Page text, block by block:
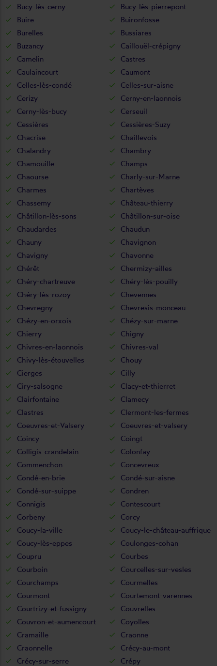
Bucy-lès-cerny
Bucy-lès-pierrepont
Buire
Buironfosse
Burelles
Bussiares
Buzancy
Caillouël-crépigny
Camelin
Castres
Caulaincourt
Caumont
Celles-lès-condé
Celles-sur-aisne
Cerizy
Cerny-en-laonnois
Cerny-lès-bucy
Cerseuil
Cessières
Cessières-Suzy
Chacrise
Chaillevois
Chalandry
Chambry
Chamouille
Champs
Chaourse
Charly-sur-Marne
Charmes
Chartèves
Chassemy
Château-thierry
Châtillon-lès-sons
Châtillon-sur-oise
Chaudardes
Chaudun
Chauny
Chavignon
Chavigny
Chavonne
Chérêt
Chermizy-ailles
Chéry-chartreuve
Chéry-lès-pouilly
Chéry-lès-rozoy
Chevennes
Chevregny
Chevresis-monceau
Chézy-en-orxois
Chézy-sur-marne
Chierry
Chigny
Chivres-en-laonnois
Chivres-val
Chivy-lès-étouvelles
Chouy
Cierges
Cilly
Ciry-salsogne
Clacy-et-thierret
Clairfontaine
Clamecy
Clastres
Clermont-les-fermes
Coeuvres-et-Valsery
Coeuvres-et-valsery
Coincy
Coingt
Colligis-crandelain
Colonfay
Commenchon
Concevreux
Condé-en-brie
Condé-sur-aisne
Condé-sur-suippe
Condren
Connigis
Contescourt
Corbeny
Corcy
Coucy-la-ville
Coucy-le-château-auffrique
Coucy-lès-eppes
Coulonges-cohan
Coupru
Courbes
Courboin
Courcelles-sur-vesles
Courchamps
Courmelles
Courmont
Courtemont-varennes
Courtrizy-et-fussigny
Couvrelles
Couvron-et-aumencourt
Coyolles
Cramaille
Craonne
Craonnelle
Crécy-au-mont
Crécy-sur-serre
Crépy